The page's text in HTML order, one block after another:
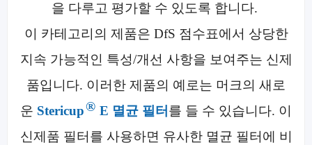
을 다루고 평가할 수 있도록 합니다.
이 카테고리의 제품은 DfS 점수표에서 상당한
지속 가능적인 특성/개선 사항을 보여주는 신제
품입니다. 이러한 제품의 예로는 머크의 새로
운 Stericup® E 멸균 필터 를 들 수 있습니다. 이
신제품 필터를 사용하면 유사한 멸균 필터에 비